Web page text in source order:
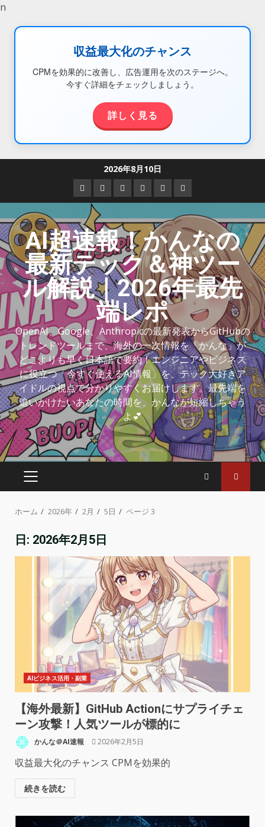
n
収益最大化のチャンス
CPMを効果的に改善し、広告運用を次のステージへ。
今すぐ詳細をチェックしましょう。
詳しく見る
2026年8月10日
AI超速報！かんなの
最新テック＆神ツー
ル解説｜2026年最先
端レポ
OpenAI、Google、Anthropicの最新発表からGitHubの
トレンドツールまで、海外の一次情報を「かんな」が
どこよりも早く日本語で要約！エンジニアやビジネス
に役立つ「今すぐ使えるAI情報」を、テック大好きア
イドルの視点で分かりやすくお届けします。最先端を
追いかけたいあなたの時間を、かんなが短縮しちゃう
よ💕
ホーム 2026年 2月 5日 ページ 3
日: 2026年2月5日
AIビジネス活用・副業
【海外最新】GitHub Actionにサプライチェ
ーン攻撃！人気ツールが標的に
かんな＠AI速報 2026年2月5日
収益最大化のチャンス CPMを効果的
続きを読む